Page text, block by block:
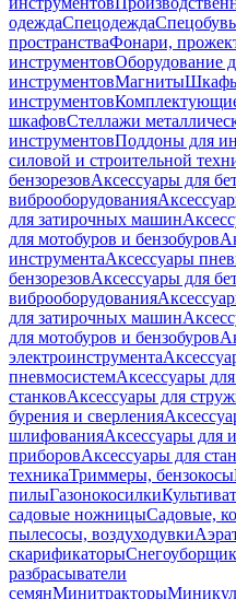
одеждаСпецодеждаСпецобувь
пространстваФонари,
инструментовОборудование
инструментовМагниты
инструментов
шкафовСтеллажи
инструментовПоддоны для
силовой и строительной
бензорезовАксессуары для
виброоборудования
для затирочных машин
для мотобуров и бензобуров
инструментаАксессуары
бензорезовАксессуары для
виброоборудования
для затирочных машин
для мотобуров и бензобуров
электроинструмента
пневмосистемАксессуары
станковАксессуары для
бурения и сверления
шлифованияАксессуары для
приборовАксессуары для
техникаТриммеры, бензокосы
пилыГазонокосилки
садовые ножницыСадовые,
пылесосы, воздуходувки
скарификаторы
разбрасыватели
семянМинитракторы